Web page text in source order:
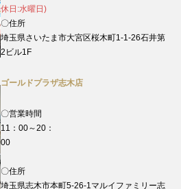
休日:水曜日)
〇住所
埼玉県さいたま市大宮区桜木町1-1-26石井第
2ビル1F
ゴールドプラザ志木店
〇営業時間
11：00～20：
00
〇住所
埼玉県志木市本町5-26-1マルイファミリー志